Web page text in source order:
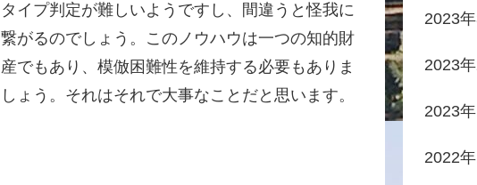
タイプ判定が難しいようですし、間違うと怪我に
繋がるのでしょう。このノウハウは一つの知的財
産でもあり、模倣困難性を維持する必要もありま
しょう。それはそれで大事なことだと思います。
2023年
2023年
2023年
2022